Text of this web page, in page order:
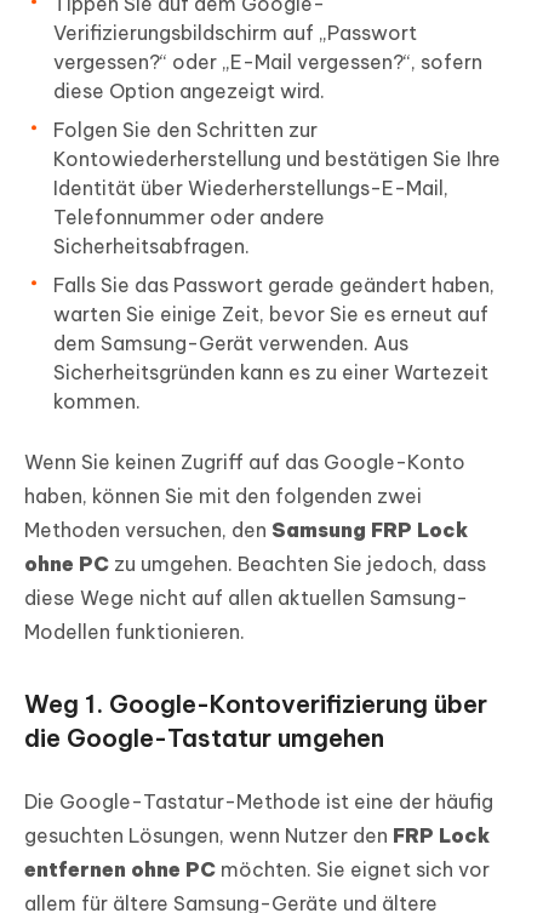
Verifizierungsbildschirm auf „Passwort
vergessen?“ oder „E-Mail vergessen?“, sofern
diese Option angezeigt wird.
Folgen Sie den Schritten zur
Kontowiederherstellung und bestätigen Sie Ihre
Identität über Wiederherstellungs-E-Mail,
Telefonnummer oder andere
Sicherheitsabfragen.
Falls Sie das Passwort gerade geändert haben,
warten Sie einige Zeit, bevor Sie es erneut auf
dem Samsung-Gerät verwenden. Aus
Sicherheitsgründen kann es zu einer Wartezeit
kommen.
Wenn Sie keinen Zugriff auf das Google-Konto
haben, können Sie mit den folgenden zwei
Methoden versuchen, den Samsung FRP Lock
ohne PC zu umgehen. Beachten Sie jedoch, dass
diese Wege nicht auf allen aktuellen Samsung-
Modellen funktionieren.
Weg 1. Google-Kontoverifizierung über
die Google-Tastatur umgehen
Die Google-Tastatur-Methode ist eine der häufig
gesuchten Lösungen, wenn Nutzer den FRP Lock
entfernen ohne PC möchten. Sie eignet sich vor
allem für ältere Samsung-Geräte und ältere